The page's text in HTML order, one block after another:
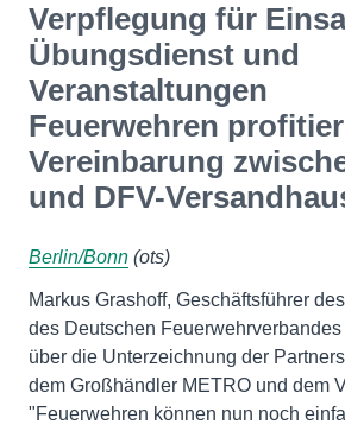
Verpflegung für
Übungsdienst und
Veranstaltungen
Feuerwehren
Vereinbarung
und DFV-
Berlin/Bonn (ots)
Markus Grashoff, Geschäftsführer
des Deutschen
über die Unterzeichnung der
dem Großhändler METRO und dem
"Feuerwehren können nun noch